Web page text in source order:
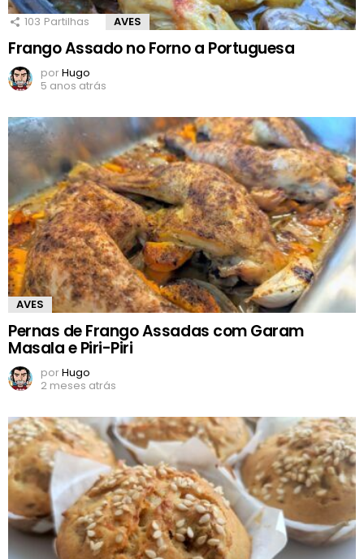
103 Partilhas AVES
Frango Assado no Forno a Portuguesa
porHugo
5 anos atrás
AVES
Pernas de Frango Assadas com Garam
Masala e Piri-Piri
porHugo
2 meses atrás